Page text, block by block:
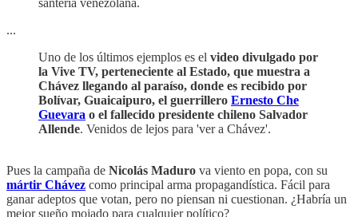
...
Uno de los últimos ejemplos es el video divulgado por
la Vive TV, perteneciente al Estado, que muestra a
Chávez llegando al paraíso, donde es recibido por
Bolívar, Guaicaipuro, el guerrillero Ernesto Che
Guevara o el fallecido presidente chileno Salvador
Allende. Venidos de lejos para 'ver a Chávez'.
Pues la campaña de Nicolás Maduro va viento en popa, con su
mártir Chávez como principal arma propagandística. Fácil para
ganar adeptos que votan, pero no piensan ni cuestionan. ¿Habría un
mejor sueño mojado para cualquier político?